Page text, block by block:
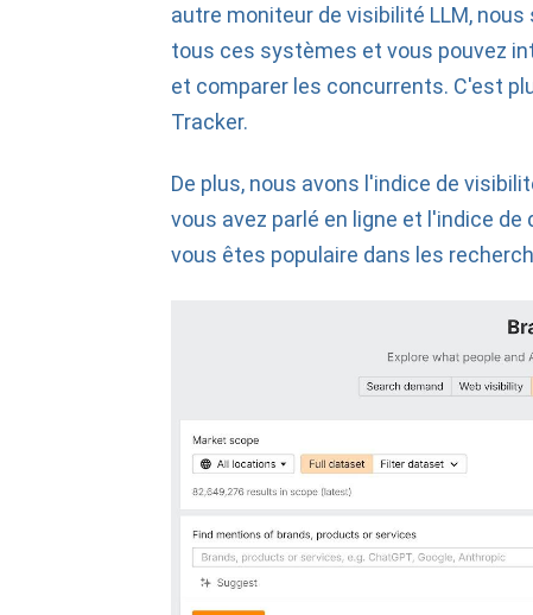
autre moniteur de visibilité LLM,
tous ces systèmes et vous pouvez
et comparer les concurrents. C'est
Tracker.
De plus, nous avons l'indice de
vous avez parlé en ligne et l'indice
vous êtes populaire dans les